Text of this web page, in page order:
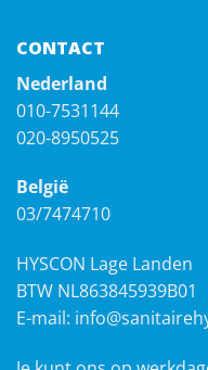
CONTACT
Nederland
010-7531144
020-8950525
België
03/7474710
HYSCON Lage Landen
BTW NL863845939B01
E-mail: